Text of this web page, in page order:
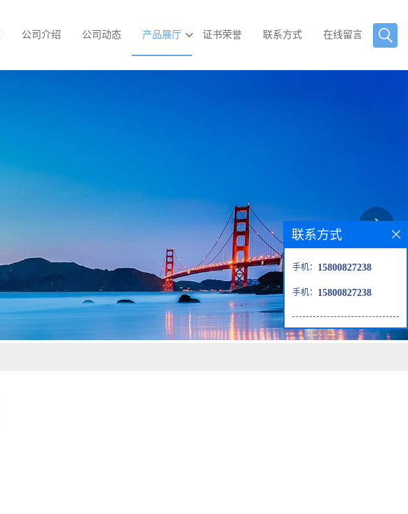
公司介绍 公司动态 产品展厅 证书荣誉 联系方式 在线留言
联系方式
手机： 15800827238
手机： 15800827238